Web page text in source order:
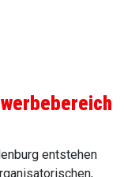
entstehen